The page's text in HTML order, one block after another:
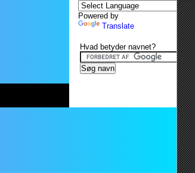
Powered by
Translate
Hvad betyder navnet?